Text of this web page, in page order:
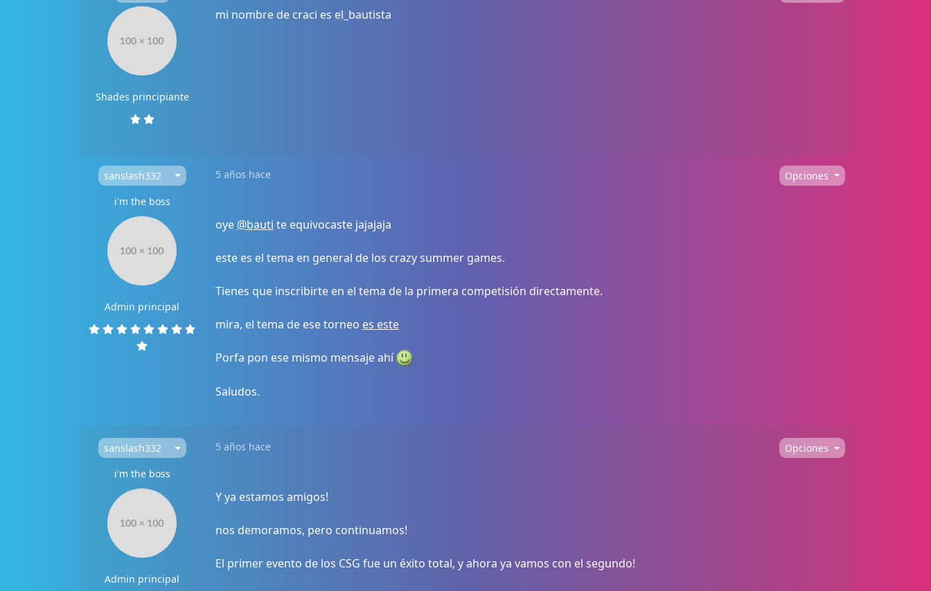
Shades principiante
mi nombre de craci es el_bautista
sanslash332
i'm the boss
5 años hace Opciones
Admin principal
oye @bauti te equivocaste jajajaja
este es el tema en general de los crazy summer games.
Tienes que inscribirte en el tema de la primera competisión directamente.
mira, el tema de ese torneo es este
Porfa pon ese mismo mensaje ahí
Saludos.
sanslash332
i'm the boss
5 años hace Opciones
Admin principal
Y ya estamos amigos!
nos demoramos, pero continuamos!
El primer evento de los CSG fue un éxito total, y ahora ya vamos con el segundo!